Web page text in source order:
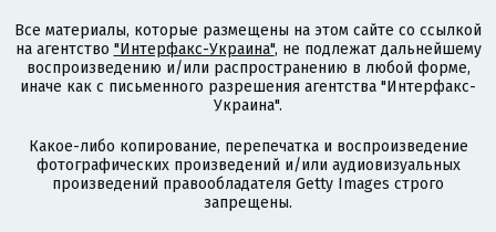
Все материалы, которые размещены на этом сайте со ссылкой
на агентство "Интерфакс-Украина", не подлежат дальнейшему
воспроизведению и/или распространению в любой форме,
иначе как с письменного разрешения агентства "Интерфакс-
Украина".
Какое-либо копирование, перепечатка и воспроизведение
фотографических произведений и/или аудиовизуальных
произведений правообладателя Getty Images строго
запрещены.